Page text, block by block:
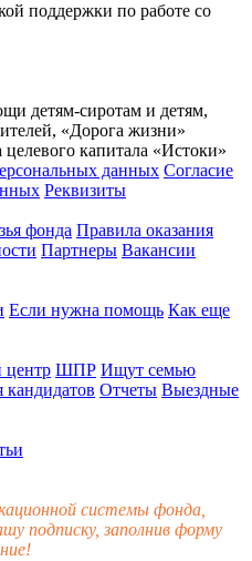
поддержки по работе со
детям-сиротам и детям,
«Дорога жизни»
капитала «Истоки»
данных Согласие
Реквизиты
фонда Правила оказания
Партнеры Вакансии
Если нужна помощь Как еще
ШПР Ищут семью
Отчеты Выездные
системы фонда,
подписку, заполнив форму